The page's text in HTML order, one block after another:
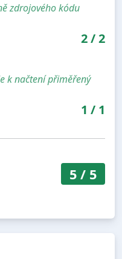
zdrojového kódu
2/2
k načtení přiměřený
1 / 1
5/ 5